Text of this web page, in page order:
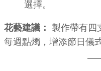
選擇。
花藝建議：
製作帶有四
每週點燭，增添節日儀